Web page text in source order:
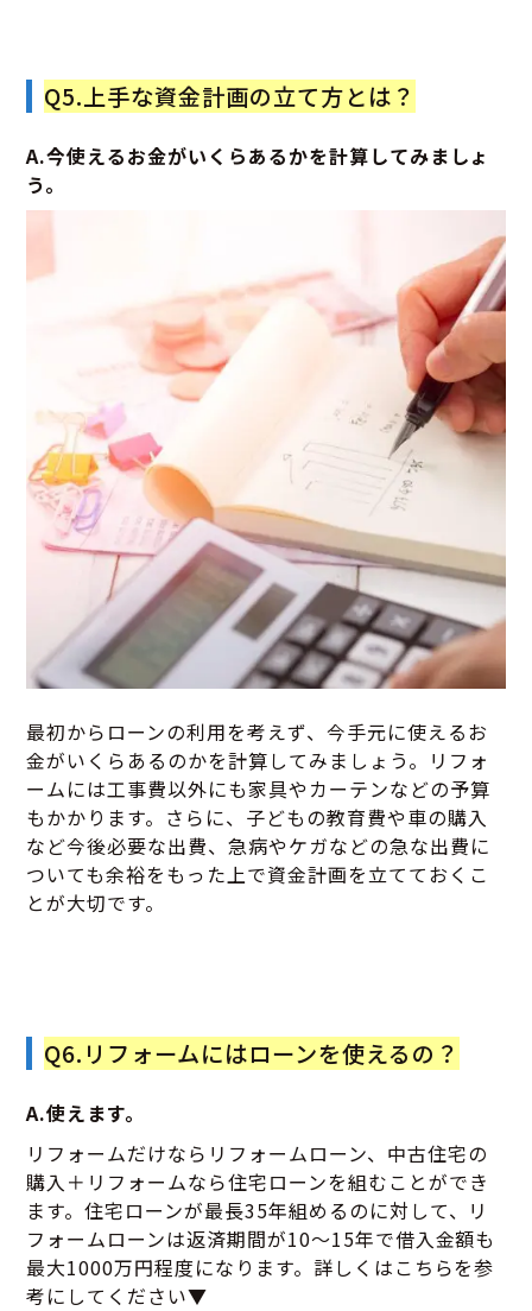
Q5.上手な資金計画の立て方とは？
A.今使えるお金がいくらあるかを計算してみましょ
う。
最初からローンの利用を考えず、今手元に使えるお
金がいくらあるのかを計算してみましょう。リフォ
ームには工事費以外にも家具やカーテンなどの予算
もかかります。さらに、子どもの教育費や車の購入
など今後必要な出費、急病やケガなどの急な出費に
ついても余裕をもった上で資金計画を立てておくこ
とが大切です。
Q6.リフォームにはローンを使えるの？
A.使えます。
リフォームだけならリフォームローン、中古住宅の
購入＋リフォームなら住宅ローンを組むことができ
ます。住宅ローンが最長35年組めるのに対して、リ
フォームローンは返済期間が10～15年で借入金額も
最大1000万円程度になります。詳しくはこちらを参
考にしてください▼